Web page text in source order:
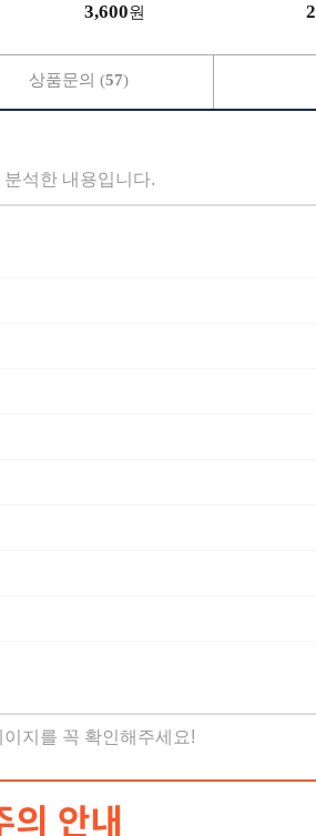
3,600원
석한 내용입니다.
지를 꼭 확인해주세요!
상품문의 (57)